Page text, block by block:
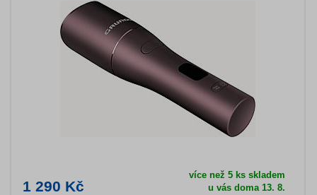
1 290 Kč
více než 5 ks skladem
u vás doma 13. 8.